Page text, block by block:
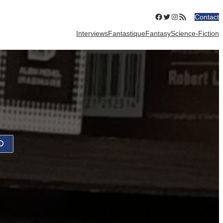
Facebook
Twitter
Instagram
Flux RSSContact
InterviewsFantastiqueFantasyScience-Fiction